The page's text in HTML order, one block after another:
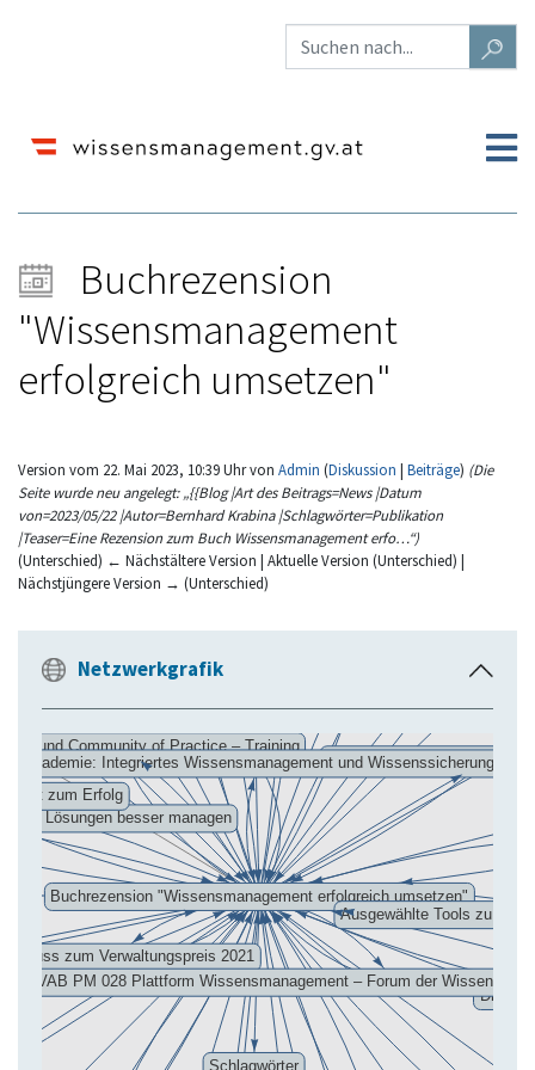
Buchrezension
"Wissensmanagement
erfolgreich umsetzen"
Version vom 22. Mai 2023, 10:39 Uhr von Admin (Diskussion | Beiträge) (Die
Seite wurde neu angelegt: „{{Blog |Art des Beitrags=News |Datum
von=2023/05/22 |Autor=Bernhard Krabina |Schlagwörter=Publikation
|Teaser=Eine Rezension zum Buch Wissensmanagement erfo…“)
(Unterschied) ← Nächstältere Version | Aktuelle Version (Unterschied) |
Nächstjüngere Version → (Unterschied)
E
k
l
p
p
e
n
Netzwerkgrafik